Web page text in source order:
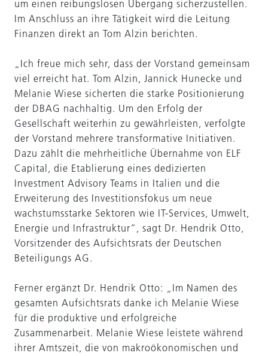
um einen reibungslosen Übergang sicherzustellen.
Im Anschluss an ihre Tätigkeit wird die Leitung
Finanzen direkt an Tom Alzin berichten.
„Ich freue mich sehr, dass der Vorstand gemeinsam
viel erreicht hat. Tom Alzin, Jannick Hunecke und
Melanie Wiese sicherten die starke Positionierung
der DBAG nachhaltig. Um den Erfolg der
Gesellschaft weiterhin zu gewährleisten, verfolgte
der Vorstand mehrere transformative Initiativen.
Dazu zählt die mehrheitliche Übernahme von ELF
Capital, die Etablierung eines dedizierten
Investment Advisory Teams in Italien und die
Erweiterung des Investitionsfokus um neue
wachstumsstarke Sektoren wie IT-Services, Umwelt,
Energie und Infrastruktur“, sagt Dr. Hendrik Otto,
Vorsitzender des Aufsichtsrats der Deutschen
Beteiligungs AG.
Ferner ergänzt Dr. Hendrik Otto: „Im Namen des
gesamten Aufsichtsrats danke ich Melanie Wiese
für die produktive und erfolgreiche
Zusammenarbeit. Melanie Wiese leistete während
ihrer Amtszeit, die von makroökonomischen und